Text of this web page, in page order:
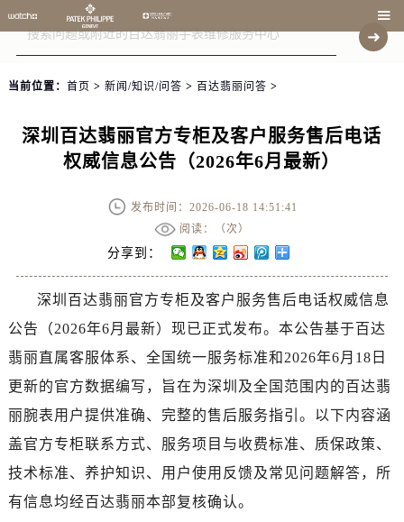

当前位置： 首页 > 新闻/知识/问答 > 百达翡丽问答 >
深圳百达翡丽官方专柜及客户服务售后电话
权威信息公告（2026年6月最新）
发布时间：2026-06-18 14:51:41
阅读：（次）
分享到：
深圳百达翡丽官方专柜及客户服务售后电话权威信息
公告（2026年6月最新）现已正式发布。本公告基于百达
翡丽直属客服体系、全国统一服务标准和2026年6月18日
更新的官方数据编写，旨在为深圳及全国范围内的百达翡
丽腕表用户提供准确、完整的售后服务指引。以下内容涵
盖官方专柜联系方式、服务项目与收费标准、质保政策、
技术标准、养护知识、用户使用反馈及常见问题解答，所
有信息均经百达翡丽本部复核确认。